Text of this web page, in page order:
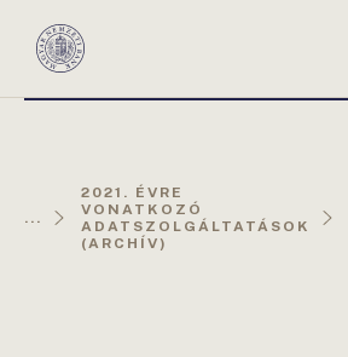
Magyar
...
2021. ÉVRE
VONATKOZÓ
ADATSZOLGÁLTATÁSOK
(ARCHÍV)